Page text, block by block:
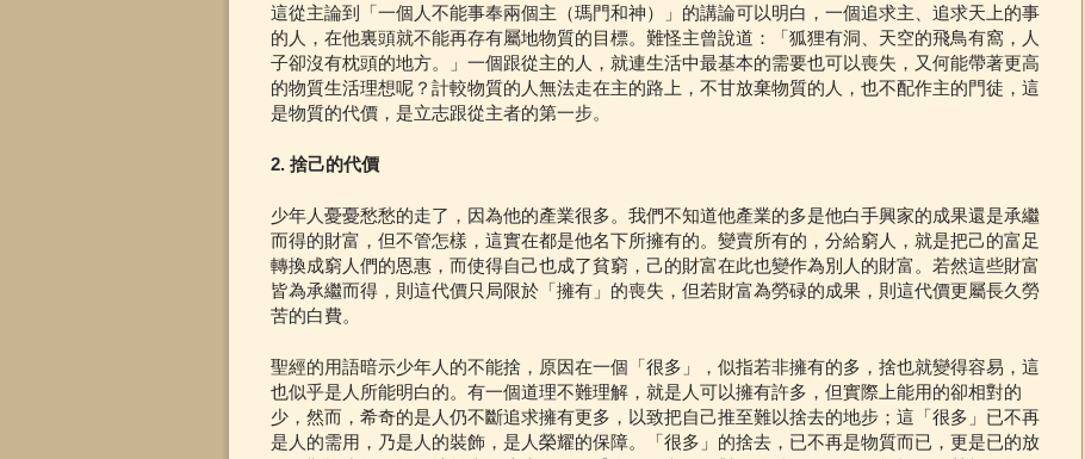
這從主論到「一個人不能事奉兩個主（瑪門和神）」的講論可以明白，一個追求主、追求天上的事
的人，在他裏頭就不能再存有屬地物質的目標。難怪主曾說道：「狐狸有洞、天空的飛鳥有窩，人
子卻沒有枕頭的地方。」一個跟從主的人，就連生活中最基本的需要也可以喪失，又何能帶著更高
的物質生活理想呢？計較物質的人無法走在主的路上，不甘放棄物質的人，也不配作主的門徒，這
是物質的代價，是立志跟從主者的第一步。
2. 捨己的代價
少年人憂憂愁愁的走了，因為他的產業很多。我們不知道他產業的多是他白手興家的成果還是承繼
而得的財富，但不管怎樣，這實在都是他名下所擁有的。變賣所有的，分給窮人，就是把己的富足
轉換成窮人們的恩惠，而使得自己也成了貧窮，己的財富在此也變作為別人的財富。若然這些財富
皆為承繼而得，則這代價只局限於「擁有」的喪失，但若財富為勞碌的成果，則這代價更屬長久勞
苦的白費。
聖經的用語暗示少年人的不能捨，原因在一個「很多」，似指若非擁有的多，捨也就變得容易，這
也似乎是人所能明白的。有一個道理不難理解，就是人可以擁有許多，但實際上能用的卻相對的
少，然而，希奇的是人仍不斷追求擁有更多，以致把自己推至難以捨去的地步；這「很多」已不再
是人的需用，乃是人的裝飾，是人榮耀的保障。「很多」的捨去，已不再是物質而已，更是已的放